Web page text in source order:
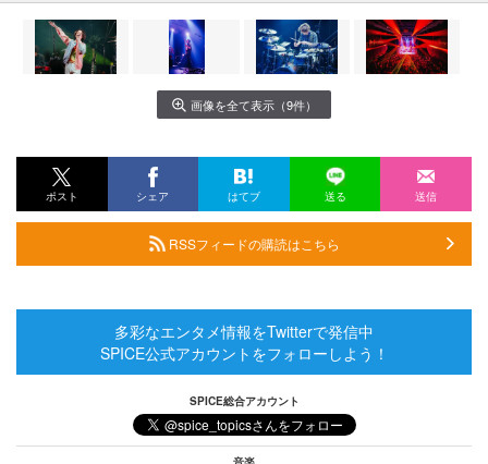
画像を全て表示（9件）
ポスト シェア はてブ 送る 送信
RSSフィードの購読はこちら
多彩なエンタメ情報をTwitterで発信中
SPICE公式アカウントをフォローしよう！
SPICE総合アカウント